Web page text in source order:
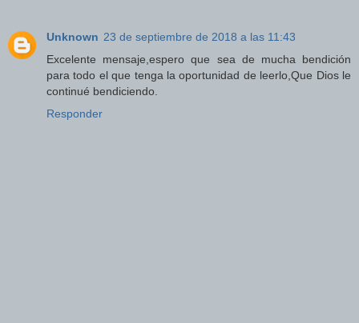
Unknown 23 de septiembre de 2018 a las 11:43
Excelente mensaje,espero que sea de mucha bendición
para todo el que tenga la oportunidad de leerlo,Que Dios le
continué bendiciendo.
Responder